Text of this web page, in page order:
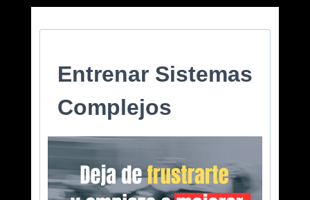
Entrenar Sistemas
Complejos